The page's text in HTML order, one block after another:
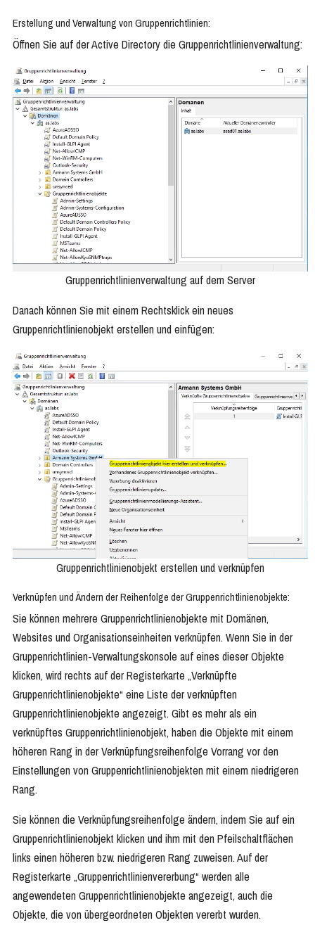
Erstellung und Verwaltung von Gruppenrichtlinien:
Öffnen Sie auf der Active Directory die Gruppenrichtlinienverwaltung:
Gruppenrichtlinienverwaltung auf dem Server
Danach können Sie mit einem Rechtsklick ein neues
Gruppenrichtlinienobjekt erstellen und einfügen:
Gruppenrichtlinienobjekt erstellen und verknüpfen
Verknüpfen und Ändern der Reihenfolge der Gruppenrichtlinienobjekte:
Sie können mehrere Gruppenrichtlinienobjekte mit Domänen,
Websites und Organisationseinheiten verknüpfen. Wenn Sie in der
Gruppenrichtlinien-Verwaltungskonsole auf eines dieser Objekte
klicken, wird rechts auf der Registerkarte „Verknüpfte
Gruppenrichtlinienobjekte“ eine Liste der verknüpften
Gruppenrichtlinienobjekte angezeigt. Gibt es mehr als ein
verknüpftes Gruppenrichtlinienobjekt, haben die Objekte mit einem
höheren Rang in der Verknüpfungsreihenfolge Vorrang vor den
Einstellungen von Gruppenrichtlinienobjekten mit einem niedrigeren
Rang.
Sie können die Verknüpfungsreihenfolge ändern, indem Sie auf ein
Gruppenrichtlinienobjekt klicken und ihm mit den Pfeilschaltflächen
links einen höheren bzw. niedrigeren Rang zuweisen. Auf der
Registerkarte „Gruppenrichtlinienvererbung“ werden alle
angewendeten Gruppenrichtlinienobjekte angezeigt, auch die
Objekte, die von übergeordneten Objekten vererbt wurden.